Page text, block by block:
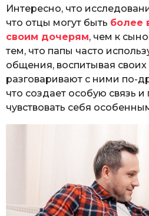
Интересно, что
что отцы могут быть более
своим дочерям, чем к
тем, что папы часто
общения, воспитывая
разговаривают с ними по-
что создает особую связь
чувствовать себя